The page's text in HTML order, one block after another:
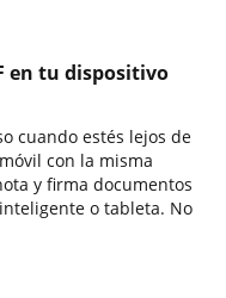
en tu dispositivo
cuando estés lejos de
con la misma
y firma documentos
o tableta. No